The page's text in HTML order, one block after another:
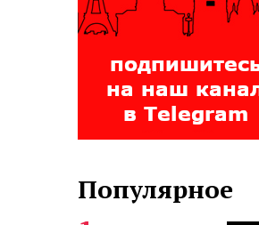
Популярное